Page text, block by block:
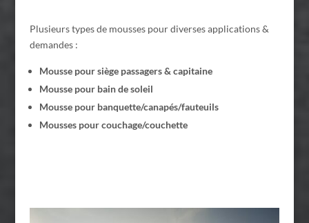
Plusieurs types de mousses pour diverses applications &
demandes :
Mousse pour siège passagers & capitaine
Mousse pour bain de soleil
Mousse pour banquette/canapés/fauteuils
Mousses pour couchage/couchette